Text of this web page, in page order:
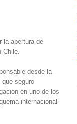
la apertura de
Chile.
desde la
que seguro
en uno de los
internacional